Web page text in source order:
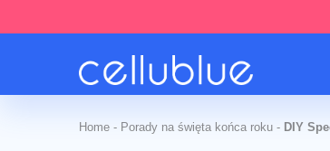
Home - Porady na święta końca roku - DIY